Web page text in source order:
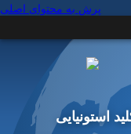
پرش به محتوای اصلی
استونیایی